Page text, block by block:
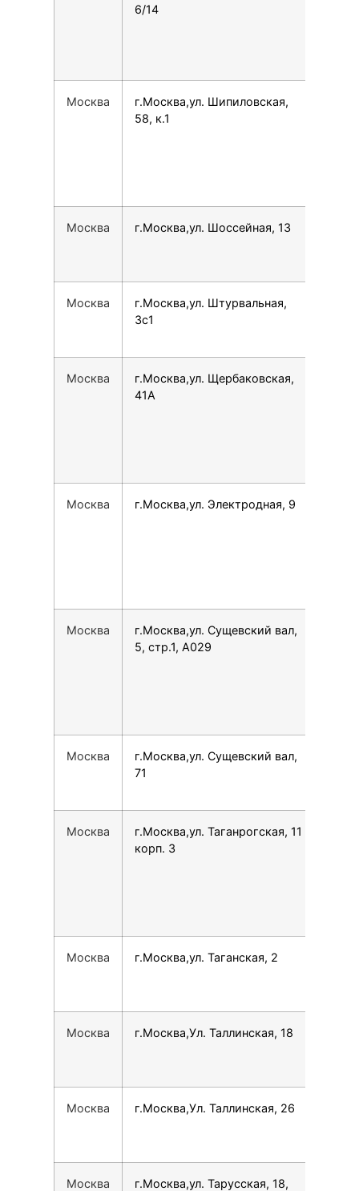
6/14
Москва
г.Москва,ул. Шипиловская,
58, к.1
Москва г.Москва,ул. Шоссейная, 13
Москва
г.Москва,ул. Штурвальная,
3с1
Москва
г.Москва,ул. Щербаковская,
41А
Москва г.Москва,ул. Электродная, 9
Москва
г.Москва,ул. Сущевский вал,
5, стр.1, А029
Москва
г.Москва,ул. Сущевский вал,
71
Москва
г.Москва,ул. Таганрогская, 11
корп. 3
Москва г.Москва,ул. Таганская, 2
Москва г.Москва,Ул. Таллинская, 18
Москва г.Москва,Ул. Таллинская, 26
Москва
г.Москва,ул. Тарусская, 18,